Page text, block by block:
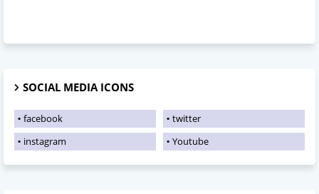
SOCIAL MEDIA ICONS
facebook
twitter
instagram
Youtube